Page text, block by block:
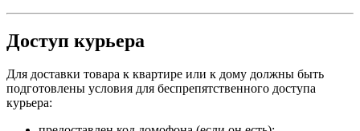
Доступ курьера
Для доставки товара к квартире или к дому должны быть
подготовлены условия для беспрепятственного доступа
курьера: